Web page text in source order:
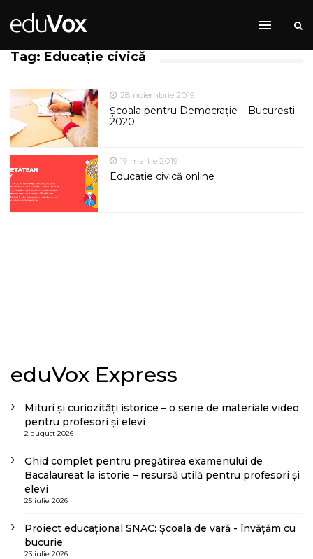
Tag: Educație civică
28 noiembrie 2019
Școala pentru Democrație – București
2020
19 martie 2019
Educație civică online
eduVox Express
Mituri și curiozități istorice – o serie de materiale video
pentru profesori și elevi
2 august 2026
Ghid complet pentru pregătirea examenului de
Bacalaureat la istorie – resursă utilă pentru profesori și
elevi
25 iulie 2026
Proiect educațional SNAC: Școala de vară - învățăm cu
bucurie
23 iulie 2026